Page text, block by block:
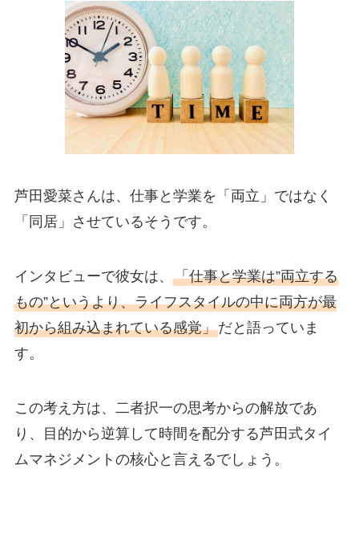
芦田愛菜さんは、仕事と学業を「両立」ではなく
「同居」させているそうです。
インタビューで彼女は、 「仕事と学業は”両立する
もの”というより、ライフスタイルの中に両方が最
初から組み込まれている感覚」だと語っていま
す。
この考え方は、二者択一の思考からの解放であ
り、目的から逆算して時間を配分する芦田式タイ
ムマネジメントの核心と言えるでしょう。